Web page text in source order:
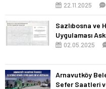
22.11.2025
Sazlıbosna ve
Uygulaması
02.05.2025
Arnavutköy
Sefer Saatleri